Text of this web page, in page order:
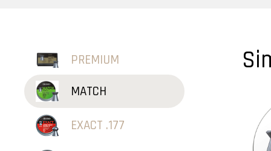
PREMIUM
MATCH
EXACT .177